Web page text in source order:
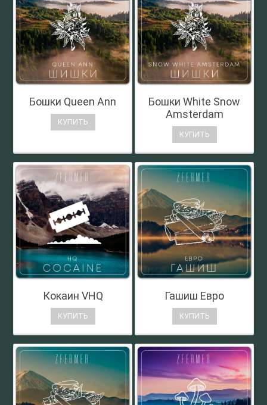
Бошки Queen Ann
КУПИТЬ
Бошки White Snow
Amsterdam
КУПИТЬ
Кокаин VHQ
КУПИТЬ
Гашиш Евро
КУПИТЬ